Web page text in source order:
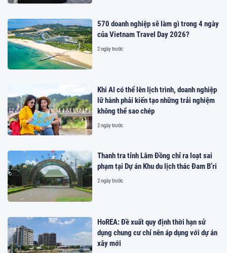
570 doanh nghiệp sẽ làm gì trong 4 ngày
của Vietnam Travel Day 2026?
2 ngày trước
Khi AI có thể lên lịch trình, doanh nghiệp
lữ hành phải kiến tạo những trải nghiệm
không thể sao chép
2 ngày trước
Thanh tra tỉnh Lâm Đồng chỉ ra loạt sai
phạm tại Dự án Khu du lịch thác Đam B’ri
2 ngày trước
HoREA: Đề xuất quy định thời hạn sử
dụng chung cư chỉ nên áp dụng với dự án
xây mới